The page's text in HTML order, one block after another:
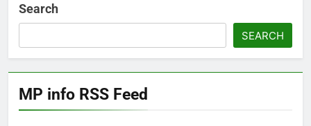
Search
SEARCH
MP info RSS Feed